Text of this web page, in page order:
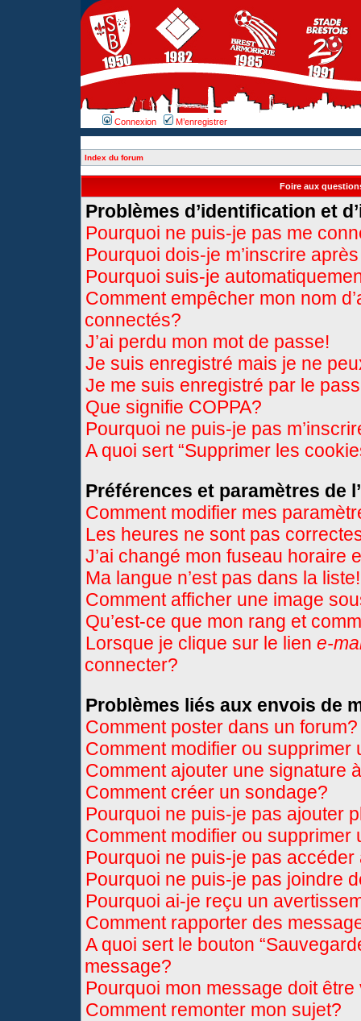
Connexion M’enregistrer
Index du forum
Foire aux
Problèmes d’identification et
Pourquoi ne puis-je pas me
Pourquoi dois-je m’inscrire
Pourquoi suis-je
Comment empêcher mon nom
connectés?
J’ai perdu mon mot de passe!
Je suis enregistré mais je ne
Je me suis enregistré par le
Que signifie COPPA?
Pourquoi ne puis-je pas
A quoi sert “Supprimer les
Préférences et paramètres de
Comment modifier mes
Les heures ne sont pas
J’ai changé mon fuseau horaire
Ma langue n’est pas dans la liste!
Comment afficher une image
Qu’est-ce que mon rang et
Lorsque je clique sur le lien e-
connecter?
Problèmes liés aux envois de
Comment poster dans un forum?
Comment modifier ou supprimer
Comment ajouter une signature
Comment créer un sondage?
Pourquoi ne puis-je pas ajouter
Comment modifier ou supprimer
Pourquoi ne puis-je pas accéder
Pourquoi ne puis-je pas joindre
Pourquoi ai-je reçu un
Comment rapporter des
A quoi sert le bouton
message?
Pourquoi mon message doit être
Comment remonter mon sujet?